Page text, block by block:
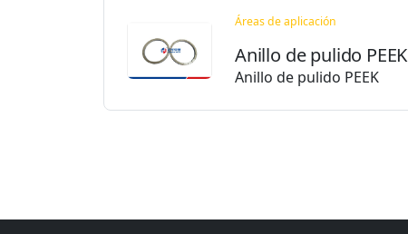
Áreas de aplicación
Anillo de pulido PEEK
Anillo de pulido PEEK